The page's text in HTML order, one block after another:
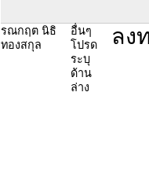
รณกฤต นิธิ
ทองสกุล
อื่นๆ
โปรด
ระบุ
ด้าน
ล่าง
ลง